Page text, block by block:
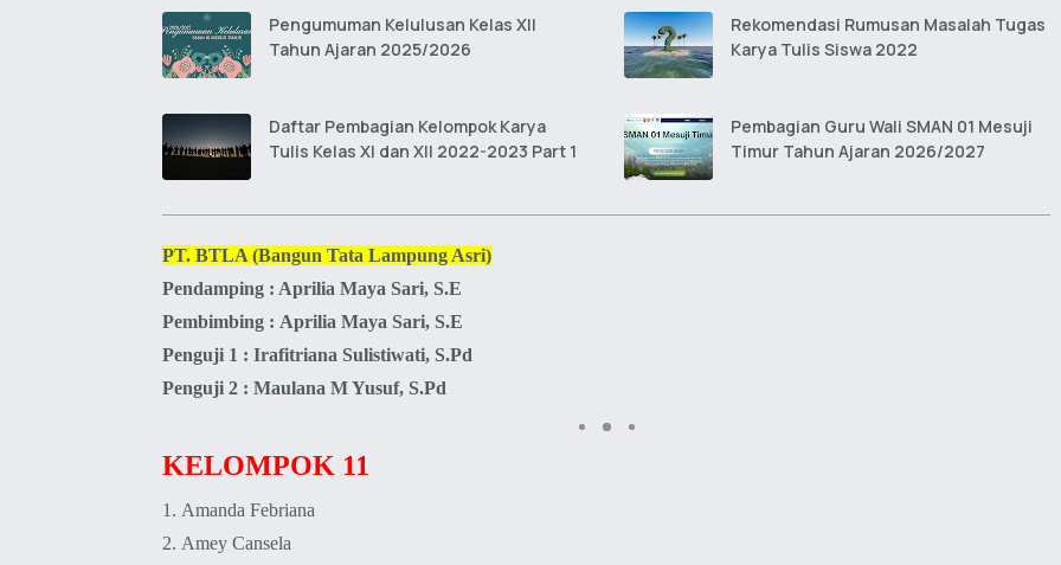
Pengumuman Kelulusan Kelas XII
Tahun Ajaran 2025/2026
Rekomendasi Rumusan Masalah Tugas
Karya Tulis Siswa 2022
Daftar Pembagian Kelompok Karya
Tulis Kelas XI dan XII 2022-2023 Part 1
Pembagian Guru Wali SMAN 01 Mesuji
Timur Tahun Ajaran 2026/2027
PT. BTLA (Bangun Tata Lampung Asri)
Pendamping : Aprilia Maya Sari, S.E
Pembimbing : Aprilia Maya Sari, S.E
Penguji 1 : Irafitriana Sulistiwati, S.Pd
Penguji 2 : Maulana M Yusuf, S.Pd
KELOMPOK 11
1. Amanda Febriana
2. Amey Cansela